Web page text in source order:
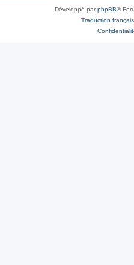
Développé parphpBB®
Traduction